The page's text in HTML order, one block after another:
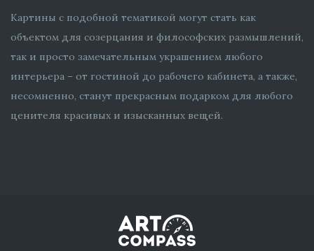
Картины с подобной тематикой могут стать как
объектом для созерцания и философских размышлений,
так и просто замечательным украшением любого
интерьера – от гостиной до рабочего кабинета, а также,
несомненно, станут прекрасным подарком для любого
ценителя красивых и изысканных вещей.